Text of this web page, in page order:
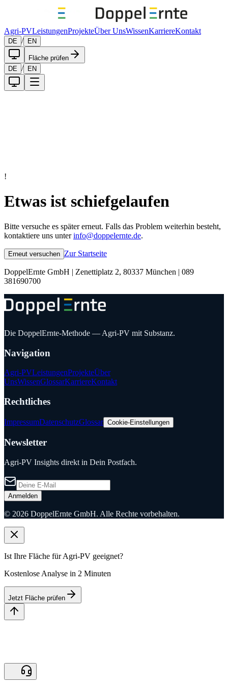
Agri-PVLeistungenProjekteÜber UnsWissenKarriereKontakt
DE / EN
Fläche prüfen
DE / EN
!
Etwas ist schiefgelaufen
Bitte versuche es später erneut. Falls das Problem weiterhin besteht,
kontaktiere uns unter info@doppelernte.de.
Erneut versuchen Zur Startseite
DoppelErnte GmbH | Zenettiplatz 2, 80337 München | 089
381690700
Die DoppelErnte-Methode — Agri-PV mit Substanz.
Navigation
Agri-PVLeistungenProjekteÜber
UnsWissenGlossarKarriereKontakt
Rechtliches
ImpressumDatenschutzGlossar Cookie-Einstellungen
Newsletter
Agri-PV Insights direkt in Dein Postfach.
Anmelden
© 2026 DoppelErnte GmbH. Alle Rechte vorbehalten.
Ist Ihre Fläche für Agri-PV geeignet?
Kostenlose Analyse in 2 Minuten
Jetzt Fläche prüfen